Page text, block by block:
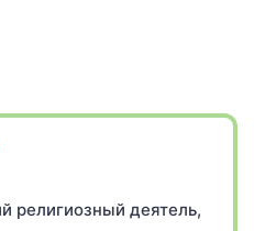
религиозный деятель,